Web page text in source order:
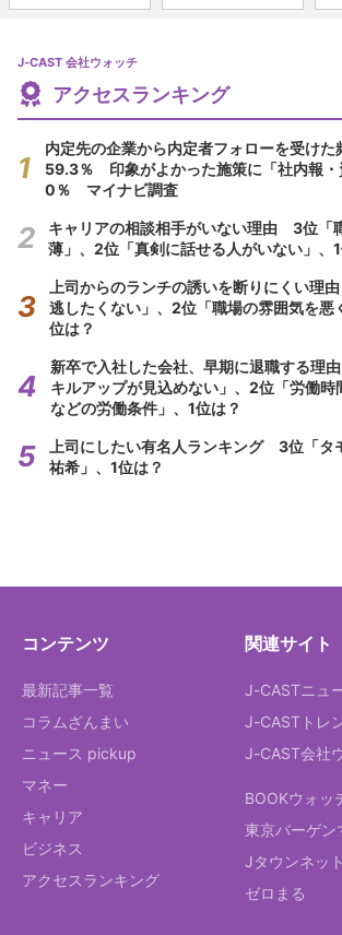
J-CAST 会社ウォッチ
アクセスランキング
内定先の企業から内定者フォローを受けた
59.3％ 印象がよかった施策に「社内報・
0％ マイナビ調査
キャリアの相談相手がいない理由 3位「
薄」、2位「真剣に話せる人がいない」、1
上司からのランチの誘いを断りにくい理
逃したくない」、2位「職場の雰囲気を悪
位は？
新卒で入社した会社、早期に退職する理
キルアップが見込めない」、2位「労働時
などの労働条件」、1位は？
上司にしたい有名人ランキング 3位「タ
祐希」、1位は？
コンテンツ
最新記事一覧
コラムざんまい
ニュース pickup
マネー
キャリア
ビジネス
アクセスランキング
関連サイト
J-CASTニュ
J-CASTトレ
J-CAST会社
BOOKウォッ
東京バーゲン
Jタウンネット
ゼロまる